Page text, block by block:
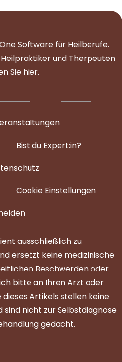
Software für Heilberufe.
und Therpeuten
Sie hier.
Bist du Expert:in?
Cookie Einstellungen
ausschließlich zu
ersetzt keine medizinische
Beschwerden oder
bitte an Ihren Arzt oder
Artikels stellen keine
sind nicht zur Selbstdiagnose
gedacht.